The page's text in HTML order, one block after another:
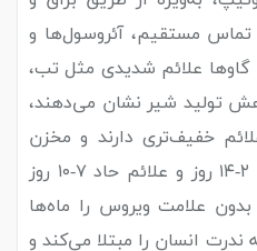
تماس مستقیم، آئروسول‌ها و
علائم شدیدی مثل تب،
تولید شیر نشان می‌دهند،
خفیف‌تری دارند و مخزن
پنهان بیماری‌اند. دوره کمون ۲-۱۴ روز و علائم حاد ۷-۱۰ روز
علامت ویروس را ماه‌ها
ندرت انسان را مبتلا می‌کند و